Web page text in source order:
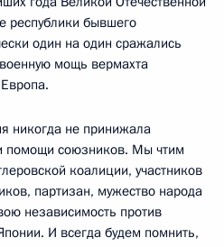
республики бывшего
один на один сражались
мощь вермахта
никогда не принижала
помощи союзников. Мы чтим
коалиции, участников
партизан, мужество народа
независимость против
И всегда будем помнить,